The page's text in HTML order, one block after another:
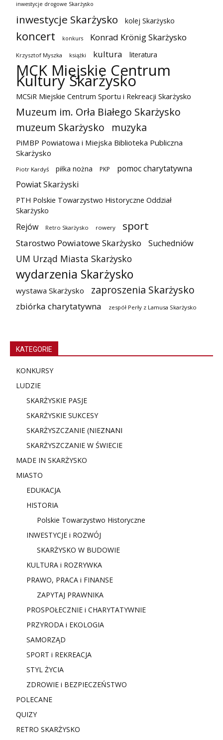
inwestycje drogowe Skarżysko
inwestycje Skarżysko kolej Skarżysko
koncert konkurs Konrad Krönig Skarżysko
Krzysztof Myszka książki kultura literatura
MCK Miejskie Centrum
Kultury Skarżysko
MCSiR Miejskie Centrum Sportu i Rekreacji Skarżysko
Muzeum im. Orła Białego Skarżysko
muzeum Skarżysko
muzyka
PiMBP Powiatowa i Miejska Biblioteka Publiczna
Skarżysko
Piotr Kardyś piłka nożna PKP
pomoc charytatywna
Powiat Skarżyski
PTH Polskie Towarzystwo Historyczne Oddział
Skarżysko
Rejów Retro Skarżysko rowery sport
Starostwo Powiatowe Skarżysko Suchedniów
UM Urząd Miasta Skarżysko
wydarzenia Skarżysko
wystawa Skarżysko zaproszenia Skarżysko
zbiórka charytatywna zespół Perły z Lamusa Skarżysko
KATEGORIE
KONKURSY
LUDZIE
SKARŻYSKIE PASJE
SKARŻYSKIE SUKCESY
SKARŻYSZCZANIE (NIEZNANI
SKARŻYSZCZANIE W ŚWIECIE
MADE IN SKARŻYSKO
MIASTO
EDUKACJA
HISTORIA
Polskie Towarzystwo Historyczne
INWESTYCJE i ROZWÓJ
SKARŻYSKO W BUDOWIE
KULTURA i ROZRYWKA
PRAWO, PRACA i FINANSE
ZAPYTAJ PRAWNIKA
PROSPOŁECZNIE i CHARYTATYWNIE
PRZYRODA i EKOLOGIA
SAMORZĄD
SPORT i REKREACJA
STYL ŻYCIA
ZDROWIE i BEZPIECZEŃSTWO
POLECANE
QUIZY
RETRO SKARŻYSKO